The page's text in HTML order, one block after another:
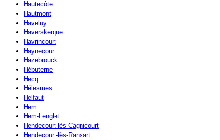
Hautecôte
Hautmont
Haveluy
Haverskerque
Havrincourt
Haynecourt
Hazebrouck
Hébuterne
Hecq
Hélesmes
Helfaut
Hem
Hem-Lenglet
Hendecourt-lès-Cagnicourt
Hendecourt-lès-Ransart